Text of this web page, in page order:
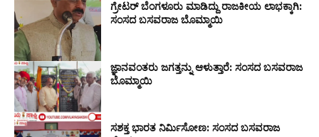
ಗ್ರೇಟರ್ ಬೆಂಗಳೂರು ಮಾಡಿದ್ದು ರಾಜಕೀಯ ಲಾಭಕ್ಕಾಗಿ:
ಸಂಸದ ಬಸವರಾಜ ಬೊಮ್ಮಾಯಿ
ಜ್ಞಾನವಂತರು ಜಗತ್ತನ್ನು ಆಳುತ್ತಾರೆ: ಸಂಸದ ಬಸವರಾಜ
ಬೊಮ್ಮಾಯಿ
ಸಶಕ್ತ ಭಾರತ ನಿರ್ಮಿಸೋಣ: ಸಂಸದ ಬಸವರಾಜ